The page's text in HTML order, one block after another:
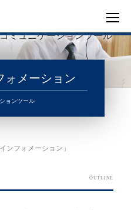
ミュニケーションツール
ォメーション
ョンツール
ンフォメーション」
OUTLINE